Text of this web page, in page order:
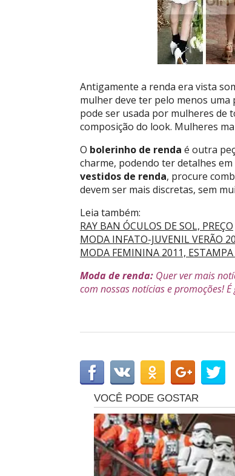
Antigamente a renda era vista
mulher deve ter pelo menos uma
pode ser usada por mulheres de
composição do look. Mulheres
O bolerinho de renda é outra
charme, podendo ter detalhes
vestidos de renda, procure
devem ser mais discretas, sem
Leia também:
RAY BAN ÓCULOS DE SOL, PREÇO
MODA INFATO-JUVENIL VERÃO
MODA FEMININA 2011,
Moda de renda: Quer ver mais
com nossas notícias e promoções!